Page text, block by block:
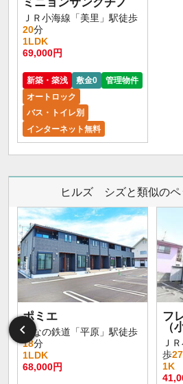
ＪＲ小海線「美里」駅徒歩
20分
1LDK
69,000円
新築・築浅 敷金0
管理物件
オートロック
バス・トイレ別
インターネット無料
ヒルズ シズと類似のペ
ポミエ
しなの鉄道「平原」駅徒歩
18分
1LDK
68,000円
フ
（
Ｊ
歩27
1K